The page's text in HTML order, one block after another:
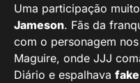
Uma participação
Jameson. Fãs da
com o personagem
Maguire, onde JJJ
Diário e espalhava